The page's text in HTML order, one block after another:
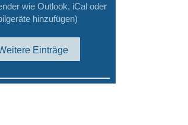
wie Outlook, iCal oder
hinzufügen)
Einträge